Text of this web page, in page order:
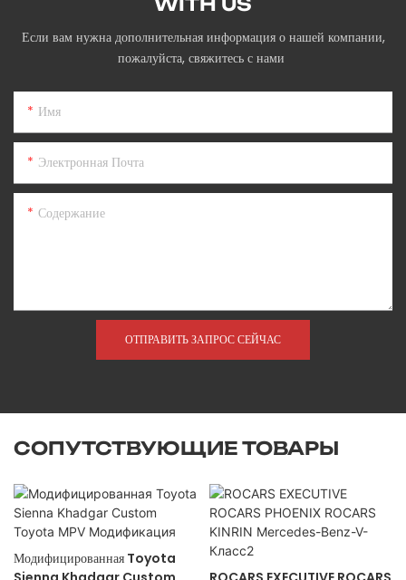
Если вам нужна дополнительная информация о нашей компании,
пожалуйста, свяжитесь с нами
Имя
Электронная Почта
Содержание
ОТПРАВИТЬ ЗАПРОС СЕЙЧАС
СОПУТСТВУЮЩИЕ ТОВАРЫ
Модифицированная Toyota